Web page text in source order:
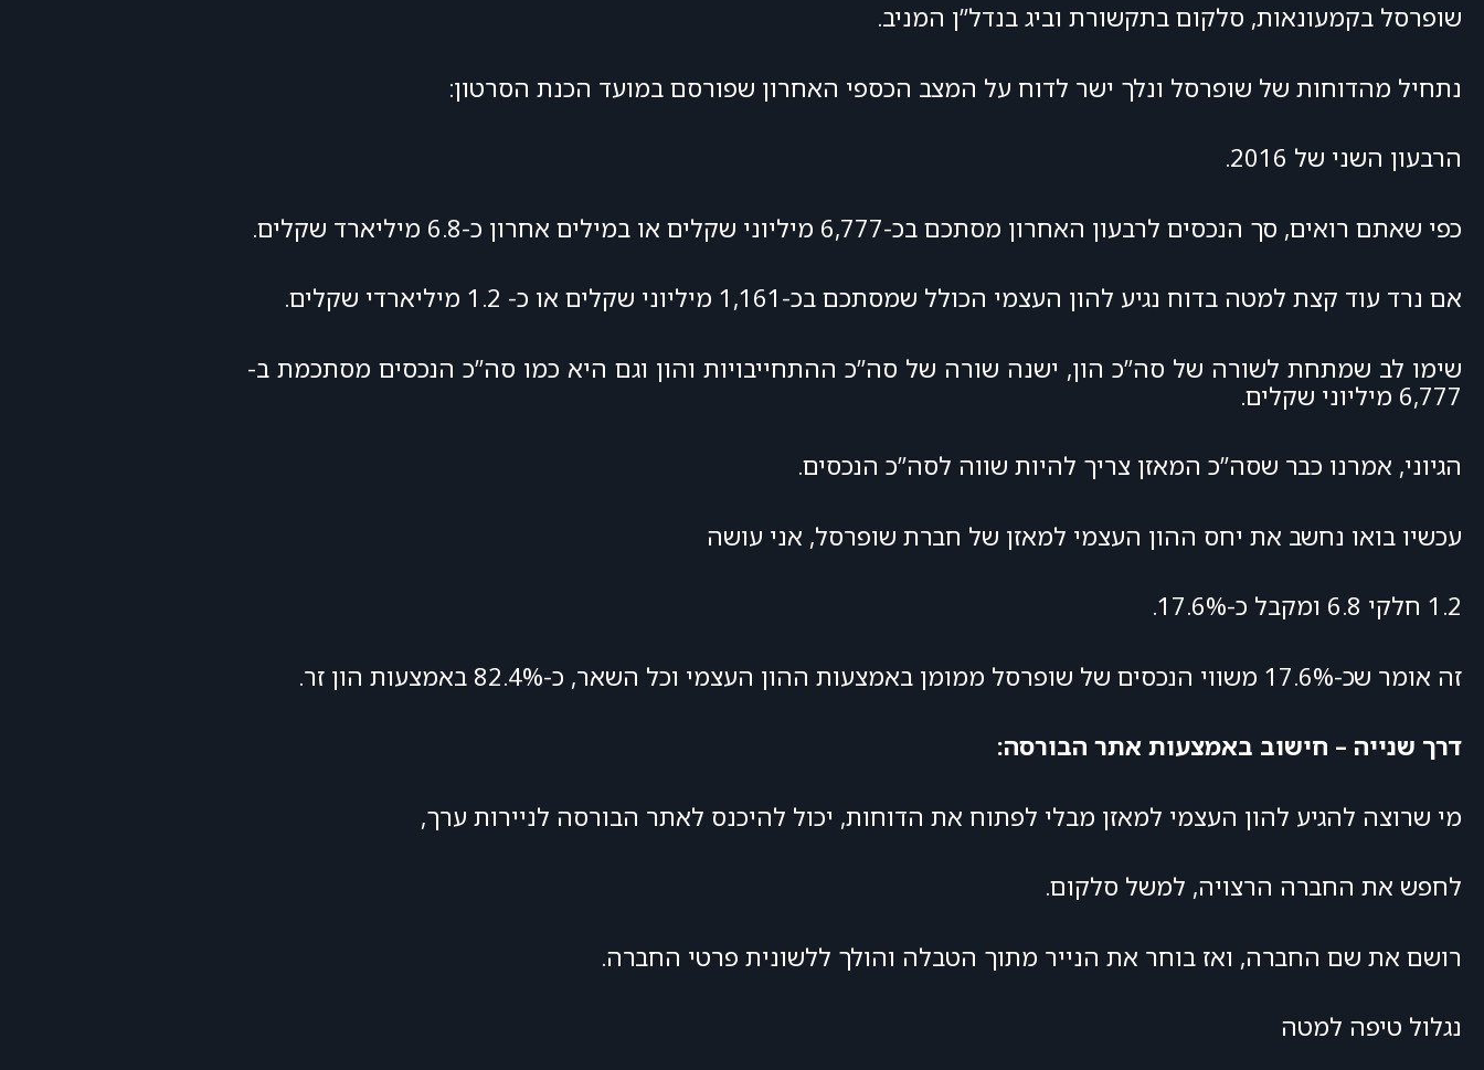
שופרסל בקמעונאות, סלקום בתקשורת וביג בנדל”ן המניב.
נתחיל מהדוחות של שופרסל ונלך ישר לדוח על המצב הכספי האחרון שפורסם במועד הכנת הסרטון:
הרבעון השני של 2016.
כפי שאתם רואים, סך הנכסים לרבעון האחרון מסתכם בכ-6,777 מיליוני שקלים או במילים אחרון כ-6.8 מיליארד שקלים.
אם נרד עוד קצת למטה בדוח נגיע להון העצמי הכולל שמסתכם בכ-1,161 מיליוני שקלים או כ- 1.2 מיליארדי שקלים.
שימו לב שמתחת לשורה של סה”כ הון, ישנה שורה של סה”כ ההתחייבויות והון וגם היא כמו סה”כ הנכסים מסתכמת ב-
6,777 מיליוני שקלים.
הגיוני, אמרנו כבר שסה”כ המאזן צריך להיות שווה לסה”כ הנכסים.
עכשיו בואו נחשב את יחס ההון העצמי למאזן של חברת שופרסל, אני עושה
1.2 חלקי 6.8 ומקבל כ-17.6%.
זה אומר שכ-17.6% משווי הנכסים של שופרסל ממומן באמצעות ההון העצמי וכל השאר, כ-82.4% באמצעות הון זר.
דרך שנייה – חישוב באמצעות אתר הבורסה:
מי שרוצה להגיע להון העצמי למאזן מבלי לפתוח את הדוחות, יכול להיכנס לאתר הבורסה לניירות ערך,
לחפש את החברה הרצויה, למשל סלקום.
רושם את שם החברה, ואז בוחר את הנייר מתוך הטבלה והולך ללשונית פרטי החברה.
נגלול טיפה למטה